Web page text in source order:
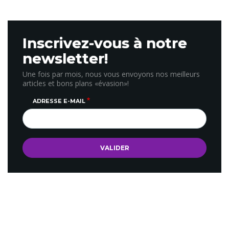
Inscrivez-vous à notre
newsletter!
Une fois par mois, nous vous envoyons nos meilleurs
articles et bons plans «évasion»!
ADRESSE E-MAIL